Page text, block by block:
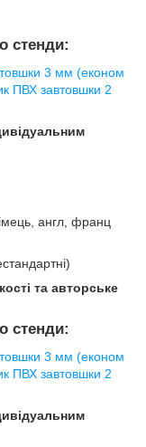
стенди:
3 мм (економ
ПВХ завтовшки 2
англ, франц
та авторське
стенди:
3 мм (економ
ПВХ завтовшки 2